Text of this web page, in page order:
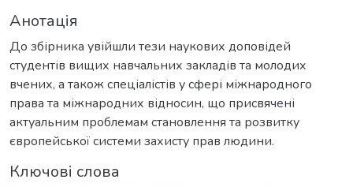
Анотація
До збірника увійшли тези наукових доповідей
студентів вищих навчальних закладів та молодих
вчених, а також спеціалістів у сфері міжнародного
права та міжнародних відносин, що присвячені
актуальним проблемам становлення та розвитку
європейської системи захисту прав людини.
Ключові слова